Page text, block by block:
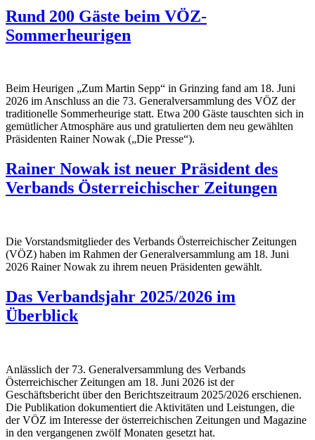
Rund 200 Gäste beim VÖZ-
Sommerheurigen
Beim Heurigen „Zum Martin Sepp“ in Grinzing fand am 18. Juni
2026 im Anschluss an die 73. Generalversammlung des VÖZ der
traditionelle Sommerheurige statt. Etwa 200 Gäste tauschten sich in
gemütlicher Atmosphäre aus und gratulierten dem neu gewählten
Präsidenten Rainer Nowak („Die Presse“).
Rainer Nowak ist neuer Präsident des
Verbands Österreichischer Zeitungen
Die Vorstandsmitglieder des Verbands Österreichischer Zeitungen
(VÖZ) haben im Rahmen der Generalversammlung am 18. Juni
2026 Rainer Nowak zu ihrem neuen Präsidenten gewählt.
Das Verbandsjahr 2025/2026 im
Überblick
Anlässlich der 73. Generalversammlung des Verbands
Österreichischer Zeitungen am 18. Juni 2026 ist der
Geschäftsbericht über den Berichtszeitraum 2025/2026 erschienen.
Die Publikation dokumentiert die Aktivitäten und Leistungen, die
der VÖZ im Interesse der österreichischen Zeitungen und Magazine
in den vergangenen zwölf Monaten gesetzt hat.